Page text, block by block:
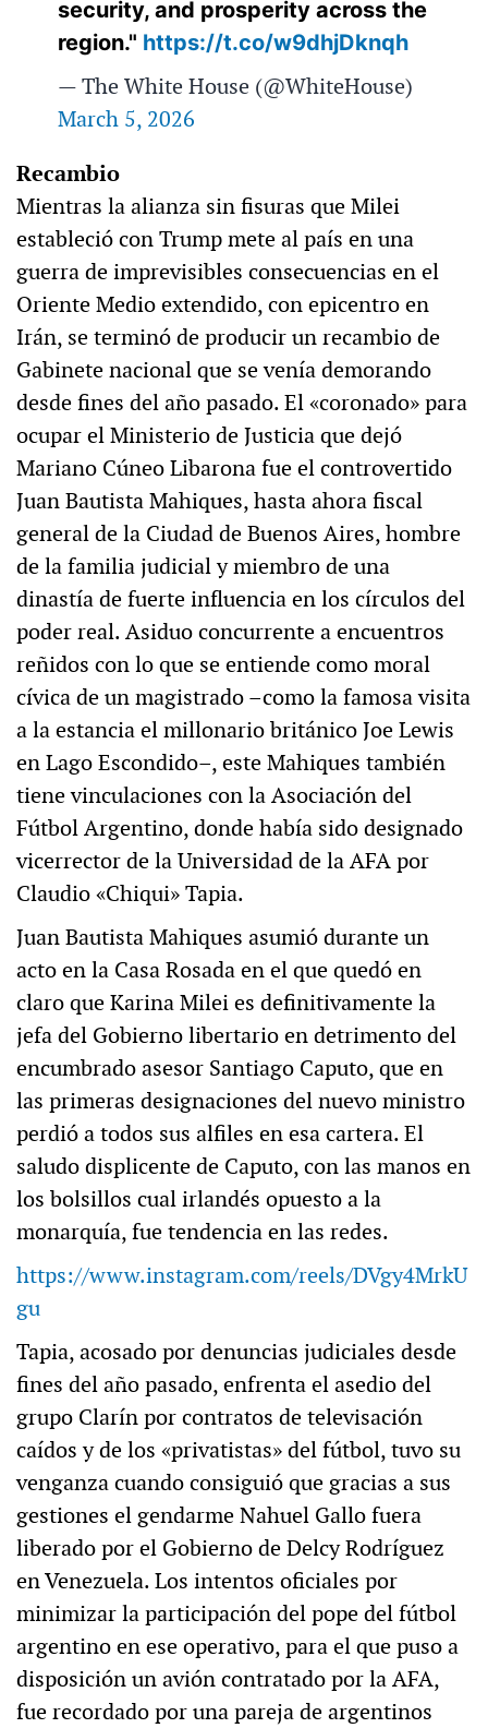
security, and prosperity across the
region." https://t.co/w9dhjDknqh
— The White House (@WhiteHouse)
March 5, 2026
Recambio
Mientras la alianza sin fisuras que Milei
estableció con Trump mete al país en una
guerra de imprevisibles consecuencias en el
Oriente Medio extendido, con epicentro en
Irán, se terminó de producir un recambio de
Gabinete nacional que se venía demorando
desde fines del año pasado. El «coronado» para
ocupar el Ministerio de Justicia que dejó
Mariano Cúneo Libarona fue el controvertido
Juan Bautista Mahiques, hasta ahora fiscal
general de la Ciudad de Buenos Aires, hombre
de la familia judicial y miembro de una
dinastía de fuerte influencia en los círculos del
poder real. Asiduo concurrente a encuentros
reñidos con lo que se entiende como moral
cívica de un magistrado –como la famosa visita
a la estancia el millonario británico Joe Lewis
en Lago Escondido–, este Mahiques también
tiene vinculaciones con la Asociación del
Fútbol Argentino, donde había sido designado
vicerrector de la Universidad de la AFA por
Claudio «Chiqui» Tapia.
Juan Bautista Mahiques asumió durante un
acto en la Casa Rosada en el que quedó en
claro que Karina Milei es definitivamente la
jefa del Gobierno libertario en detrimento del
encumbrado asesor Santiago Caputo, que en
las primeras designaciones del nuevo ministro
perdió a todos sus alfiles en esa cartera. El
saludo displicente de Caputo, con las manos en
los bolsillos cual irlandés opuesto a la
monarquía, fue tendencia en las redes.
https://www.instagram.com/reels/DVgy4MrkU
gu
Tapia, acosado por denuncias judiciales desde
fines del año pasado, enfrenta el asedio del
grupo Clarín por contratos de televisación
caídos y de los «privatistas» del fútbol, tuvo su
venganza cuando consiguió que gracias a sus
gestiones el gendarme Nahuel Gallo fuera
liberado por el Gobierno de Delcy Rodríguez
en Venezuela. Los intentos oficiales por
minimizar la participación del pope del fútbol
argentino en ese operativo, para el que puso a
disposición un avión contratado por la AFA,
fue recordado por una pareja de argentinos